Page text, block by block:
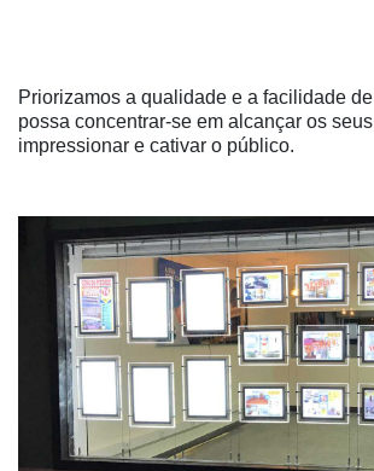
Priorizamos a qualidade e a facilidade
possa concentrar-se em alcançar os
impressionar e cativar o público.